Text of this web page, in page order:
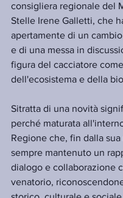
consigliera regionale del
Stelle Irene Galletti, che
apertamente di un
e di una messa in
figura del cacciatore
dell'ecosistema e della
Sitratta di una novità
perché maturata
Regione che, fin dalla sua
sempre mantenuto un
dialogo e collaborazione
venatorio,